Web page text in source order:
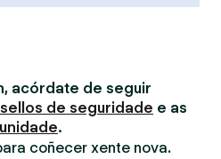
acórdate de seguir
de seguridade e as
.
coñecer xente nova.